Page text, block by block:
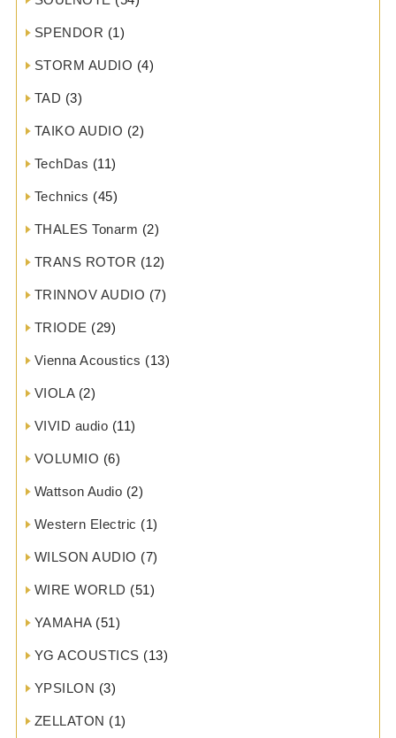
SPENDOR (1)
STORM AUDIO (4)
TAD (3)
TAIKO AUDIO (2)
TechDas (11)
Technics (45)
THALES Tonarm (2)
TRANS ROTOR (12)
TRINNOV AUDIO (7)
TRIODE (29)
Vienna Acoustics (13)
VIOLA(2)
VIVID audio (11)
VOLUMIO (6)
Wattson Audio (2)
Western Electric (1)
WILSON AUDIO (7)
WIRE WORLD (51)
YAMAHA(51)
YG ACOUSTICS (13)
YPSILON (3)
ZELLATON (1)